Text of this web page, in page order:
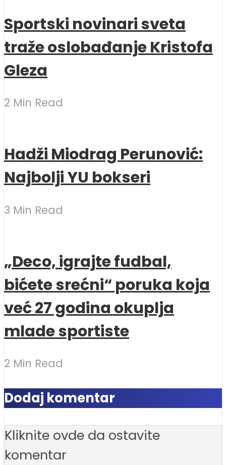
Sportski novinari sveta
traže oslobađanje Kristofa
Gleza
2 Min Read
Hadži Miodrag Perunović:
Najbolji YU bokseri
3 Min Read
„Deco, igrajte fudbal,
bićete srećni“ poruka koja
već 27 godina okuplja
mlade sportiste
2 Min Read
Dodaj komentar
Kliknite ovde da ostavite
komentar